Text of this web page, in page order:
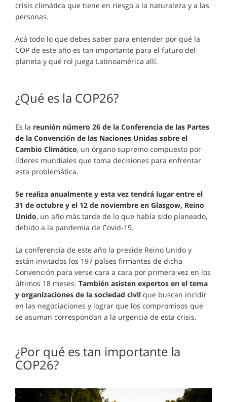
crisis climática que tiene en riesgo a la naturaleza y a las
personas.
Acá todo lo que debes saber para entender por qué la
COP de este año es tan importante para el futuro del
planeta y qué rol juega Latinoamérica allí.
¿Qué es la COP26?
Es la reunión número 26 de la Conferencia de las Partes
de la Convención de las Naciones Unidas sobre el
Cambio Climático, un órgano supremo compuesto por
líderes mundiales que toma decisiones para enfrentar
esta problemática.
Se realiza anualmente y esta vez tendrá lugar entre el
31 de octubre y el 12 de noviembre en Glasgow, Reino
Unido, un año más tarde de lo que había sido planeado,
debido a la pandemia de Covid-19.
La conferencia de este año la preside Reino Unido y
están invitados los 197 países firmantes de dicha
Convención para verse cara a cara por primera vez en los
últimos 18 meses. También asisten expertos en el tema
y organizaciones de la sociedad civil que buscan incidir
en las negociaciones y lograr que los compromisos que
se asuman correspondan a la urgencia de esta crisis.
¿Por qué es tan importante la
COP26?